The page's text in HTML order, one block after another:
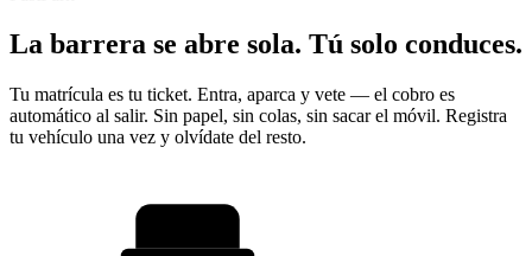
La barrera se abre sola. Tú solo conduces.
Tu matrícula es tu ticket. Entra, aparca y vete — el cobro es
automático al salir. Sin papel, sin colas, sin sacar el móvil. Registra
tu vehículo una vez y olvídate del resto.